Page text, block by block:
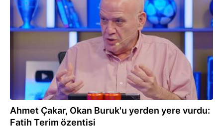
03.05.2026
Ahmet Çakar, Okan Buruk'u yerden yere vurdu:
Fatih Terim özentisi